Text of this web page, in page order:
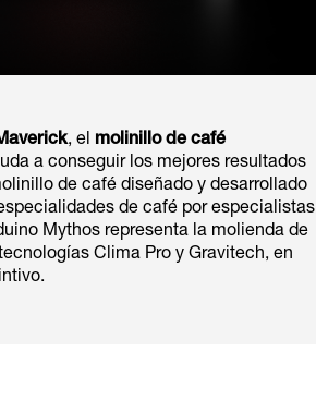
, el molinillo de café
a conseguir los mejores resultados
de café diseñado y desarrollado
de café por especialistas
Mythos representa la molienda de
Clima Pro y Gravitech, en